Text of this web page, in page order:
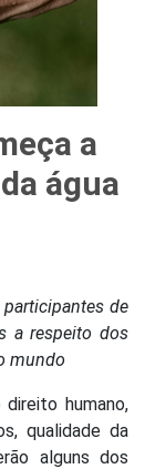
a
água
de
a respeito dos
mundo
humano,
qualidade da
alguns dos